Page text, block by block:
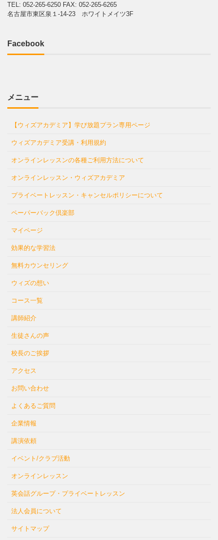
TEL: 052-265-6250 FAX: 052-265-6265
名古屋市東区泉１-14-23 ホワイトメイツ3F
Facebook
メニュー
【ウィズアカデミア】学び放題プラン専用ページ
ウィズアカデミア受講・利用規約
オンラインレッスンの各種ご利用方法について
オンラインレッスン・ウィズアカデミア
プライベートレッスン・キャンセルポリシーについて
ペーパーバック倶楽部
マイページ
効果的な学習法
無料カウンセリング
ウィズの想い
コース一覧
講師紹介
生徒さんの声
校長のご挨拶
アクセス
お問い合わせ
よくあるご質問
企業情報
講演依頼
イベント/クラブ活動
オンラインレッスン
英会話グループ・プライベートレッスン
法人会員について
サイトマップ